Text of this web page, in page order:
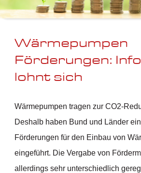
Wärmepumpen
Förderungen:
lohnt sich
Wärmepumpen tragen zur CO2-
Deshalb haben Bund und Länder
Förderungen für den Einbau von
eingeführt. Die Vergabe von
allerdings sehr unterschiedlich